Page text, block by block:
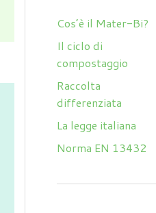
Cos’è il Mater-Bi?
Il ciclo di
compostaggio
Raccolta
differenziata
La legge italiana
Norma EN 13432